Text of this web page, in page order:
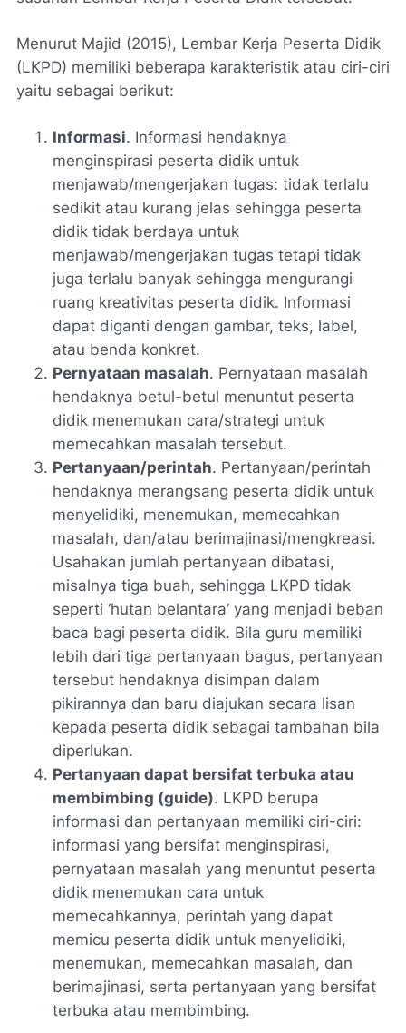
Menurut Majid (2015), Lembar Kerja Peserta Didik
(LKPD) memiliki beberapa karakteristik atau ciri-ciri
yaitu sebagai berikut:
Informasi. Informasi hendaknya
menginspirasi peserta didik untuk
menjawab/mengerjakan tugas: tidak terlalu
sedikit atau kurang jelas sehingga peserta
didik tidak berdaya untuk
menjawab/mengerjakan tugas tetapi tidak
juga terlalu banyak sehingga mengurangi
ruang kreativitas peserta didik. Informasi
dapat diganti dengan gambar, teks, label,
atau benda konkret.
Pernyataan masalah. Pernyataan masalah
hendaknya betul-betul menuntut peserta
didik menemukan cara/strategi untuk
memecahkan masalah tersebut.
Pertanyaan/perintah. Pertanyaan/perintah
hendaknya merangsang peserta didik untuk
menyelidiki, menemukan, memecahkan
masalah, dan/atau berimajinasi/mengkreasi.
Usahakan jumlah pertanyaan dibatasi,
misalnya tiga buah, sehingga LKPD tidak
seperti ‘hutan belantara’ yang menjadi beban
baca bagi peserta didik. Bila guru memiliki
lebih dari tiga pertanyaan bagus, pertanyaan
tersebut hendaknya disimpan dalam
pikirannya dan baru diajukan secara lisan
kepada peserta didik sebagai tambahan bila
diperlukan.
Pertanyaan dapat bersifat terbuka atau
membimbing (guide). LKPD berupa
informasi dan pertanyaan memiliki ciri-ciri:
informasi yang bersifat menginspirasi,
pernyataan masalah yang menuntut peserta
didik menemukan cara untuk
memecahkannya, perintah yang dapat
memicu peserta didik untuk menyelidiki,
menemukan, memecahkan masalah, dan
berimajinasi, serta pertanyaan yang bersifat
terbuka atau membimbing.